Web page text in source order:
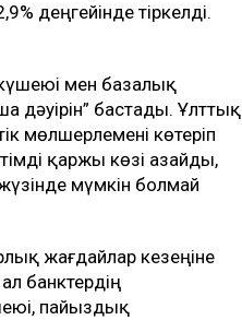
деңгейінде тіркелді.
мен базалық
дәуірін” бастады. Ұлттық
мөлшерлемені көтеріп
қаржы көзі азайды,
мүмкін болмай
жағдайлар кезеңіне
банктердің
пайыздық